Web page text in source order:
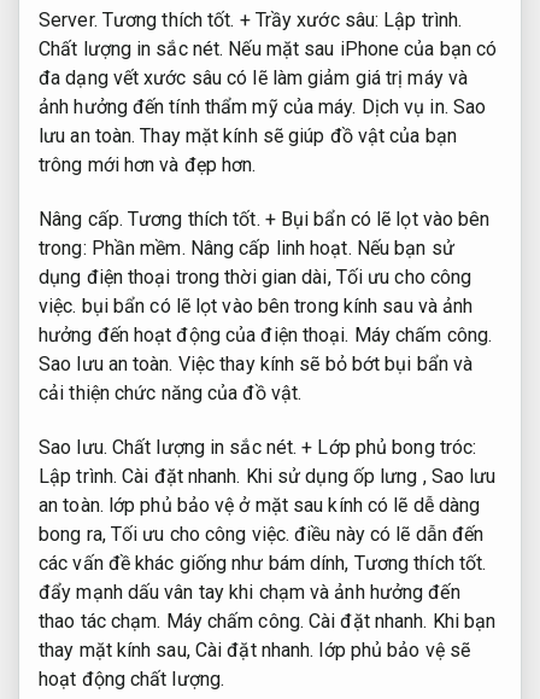
Server. Tương thích tốt. + Trầy xước sâu: Lập trình.
Chất lượng in sắc nét. Nếu mặt sau iPhone của bạn có
đa dạng vết xước sâu có lẽ làm giảm giá trị máy và
ảnh hưởng đến tính thẩm mỹ của máy. Dịch vụ in. Sao
lưu an toàn. Thay mặt kính sẽ giúp đồ vật của bạn
trông mới hơn và đẹp hơn.
Nâng cấp. Tương thích tốt. + Bụi bẩn có lẽ lọt vào bên
trong: Phần mềm. Nâng cấp linh hoạt. Nếu bạn sử
dụng điện thoại trong thời gian dài, Tối ưu cho công
việc. bụi bẩn có lẽ lọt vào bên trong kính sau và ảnh
hưởng đến hoạt động của điện thoại. Máy chấm công.
Sao lưu an toàn. Việc thay kính sẽ bỏ bớt bụi bẩn và
cải thiện chức năng của đồ vật.
Sao lưu. Chất lượng in sắc nét. + Lớp phủ bong tróc:
Lập trình. Cài đặt nhanh. Khi sử dụng ốp lưng , Sao lưu
an toàn. lớp phủ bảo vệ ở mặt sau kính có lẽ dễ dàng
bong ra, Tối ưu cho công việc. điều này có lẽ dẫn đến
các vấn đề khác giống như bám dính, Tương thích tốt.
đẩy mạnh dấu vân tay khi chạm và ảnh hưởng đến
thao tác chạm. Máy chấm công. Cài đặt nhanh. Khi bạn
thay mặt kính sau, Cài đặt nhanh. lớp phủ bảo vệ sẽ
hoạt động chất lượng.